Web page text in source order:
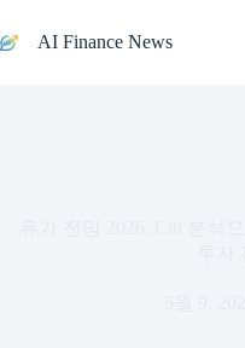
건너뛰기AI Finance News